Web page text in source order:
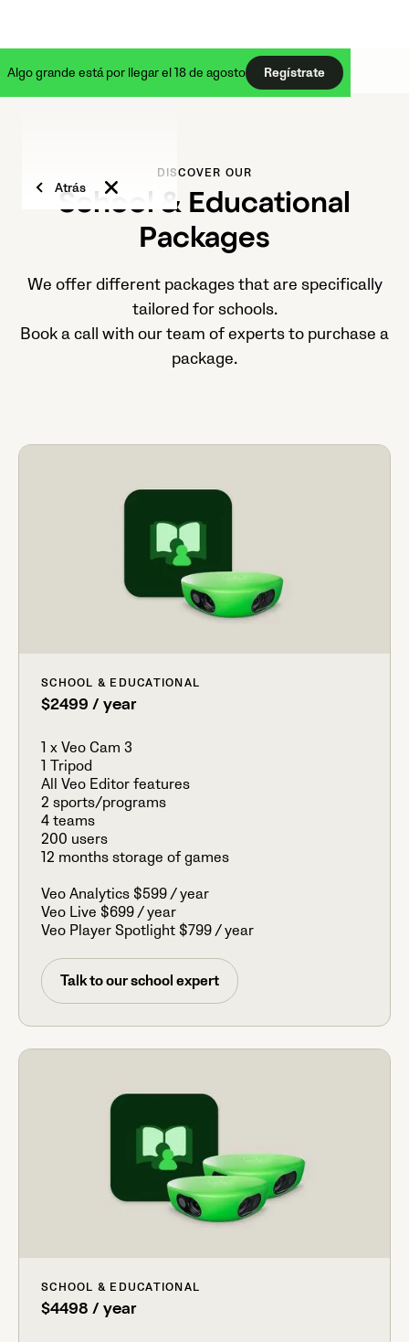
Algo grande está por llegar el 18 de agosto Regístrate
Atrás
DISCOVER OUR
School & Educational
Packages
We offer different packages that are specifically
tailored for schools.
Book a call with our team of experts to purchase a
package.
SCHOOL & EDUCATIONAL
$2499 / year
1 x Veo Cam 3
1 Tripod
All Veo Editor features
2 sports/programs
4 teams
200 users
12 months storage of games
Veo Analytics $599 / year
Veo Live $699 / year
Veo Player Spotlight $799 / year
Talk to our school expert
SCHOOL & EDUCATIONAL
$4498 / year